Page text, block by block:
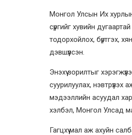
Монгол Улсын Их
сүргийг хувийн дугаартай
тодорхойлох, бүртгэх,
дэвшүүлсэн.
Энэхүү зорилтыг
суурилуулах,
мэдээллийн асуудал
хэлбэл, Монгол Улсад
Гагцхүү мал аж ахуйн